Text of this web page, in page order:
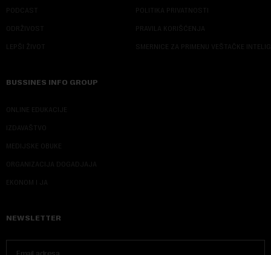
PODCAST
ODRŽIVOST
LEPŠI ŽIVOT
POLITIKA PRIVATNOSTI
PRAVILA KORIŠĆENJA
SMERNICE ZA PRIMENU VEŠTAČKE
BUSSINES INFO GROUP
ONLINE EDUKACIJE
IZDAVAŠTVO
MEDIJSKE OBUKE
ORGANIZACIJA DOGADJAJA
EKONOM I JA
NEWSLETTER